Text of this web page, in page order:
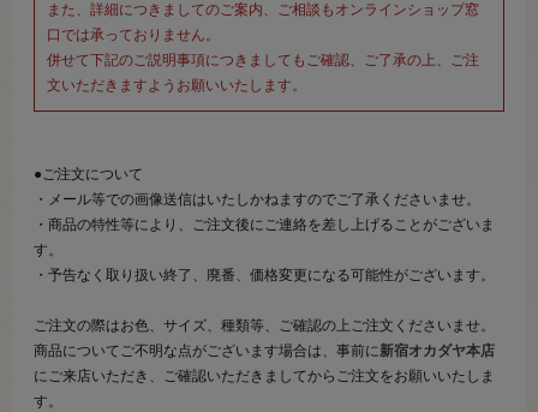
また、詳細につきましてのご案内、ご相談もオンラインショップ窓
口では承っておりません。
併せて下記のご説明事項につきましてもご確認、ご了承の上、ご注
文いただきますようお願いいたします。
●ご注文について
・メール等での画像送信はいたしかねますのでご了承くださいませ。
・商品の特性等により、ご注文後にご連絡を差し上げることがございま
す。
・予告なく取り扱い終了、廃番、価格変更になる可能性がございます。
ご注文の際はお色、サイズ、種類等、ご確認の上ご注文くださいませ。
商品についてご不明な点がございます場合は、事前に新宿オカダヤ本店
にご来店いただき、ご確認いただきましてからご注文をお願いいたしま
す。